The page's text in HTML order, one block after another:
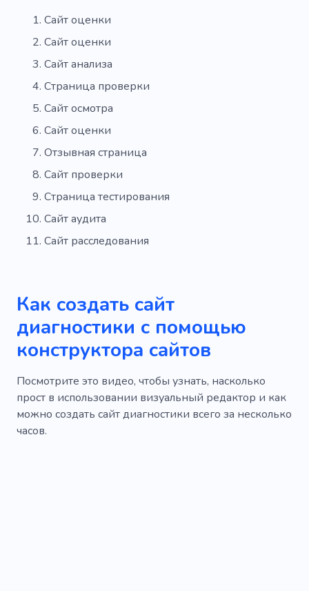
Проверка
Надежность
Аптека
Детали
Сайт оценки
Сайт оценки
Сайт анализа
Страница проверки
Сайт осмотра
Сайт оценки
Отзывная страница
Сайт проверки
Страница тестирования
Сайт аудита
Сайт расследования
Как создать сайт
диагностики с помощью
конструктора сайтов
Посмотрите это видео, чтобы узнать, насколько
прост в использовании визуальный редактор и как
можно создать сайт диагностики всего за несколько
часов.